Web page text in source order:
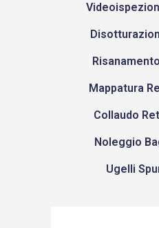
Mappatura
Collaudo
Noleggio
Ugelli